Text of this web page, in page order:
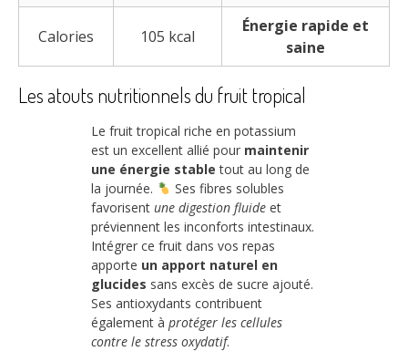
Calories 105 kcal
Énergie rapide et
saine
Les atouts nutritionnels du fruit tropical
Le fruit tropical riche en potassium
est un excellent allié pour maintenir
une énergie stable tout au long de
la journée.
Ses fibres solubles
favorisent une digestion fluide et
préviennent les inconforts intestinaux.
Intégrer ce fruit dans vos repas
apporte un apport naturel en
glucides sans excès de sucre ajouté.
Ses antioxydants contribuent
également à protéger les cellules
contre le stress oxydatif.